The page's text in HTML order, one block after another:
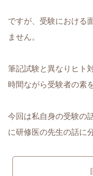
ですが、受験における
ません。
筆記試験と異なりヒト
時間ながら受験者の素
今回は私自身の受験の
に研修医の先生の話に